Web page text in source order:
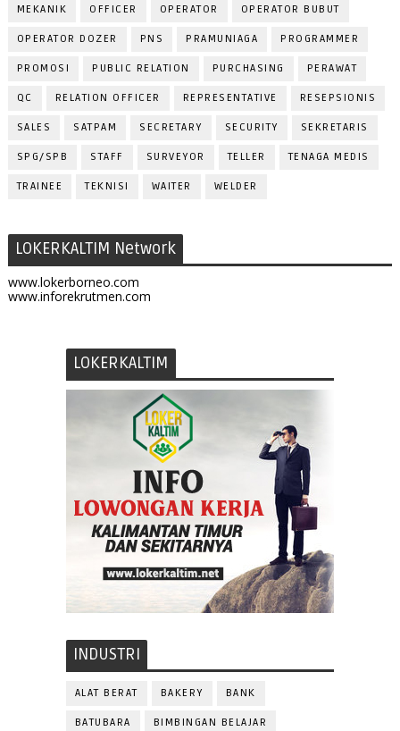
MEKANIK OFFICER OPERATOR OPERATOR BUBUT
OPERATOR DOZER PNS PRAMUNIAGA PROGRAMMER
PROMOSI PUBLIC RELATION PURCHASING PERAWAT
QC RELATION OFFICER REPRESENTATIVE RESEPSIONIS
SALES SATPAM SECRETARY SECURITY SEKRETARIS
SPG/SPB STAFF SURVEYOR TELLER TENAGA MEDIS
TRAINEE TEKNISI WAITER WELDER
LOKERKALTIM Network
www.lokerborneo.com
www.inforekrutmen.com
LOKERKALTIM
INDUSTRI
ALAT BERAT BAKERY BANK
BATUBARA BIMBINGAN BELAJAR